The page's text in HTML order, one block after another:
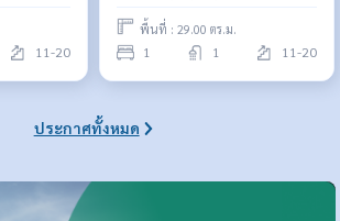
11-20
พื้นที่ : 29.00 ตร.ม.
1 1 11-20
ประกาศทั้งหมด